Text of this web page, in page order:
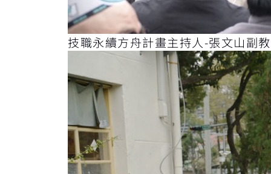
技職永續方舟計畫主持人-張文山副